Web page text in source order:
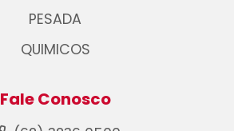
PESADA
QUIMICOS
Fale Conosco